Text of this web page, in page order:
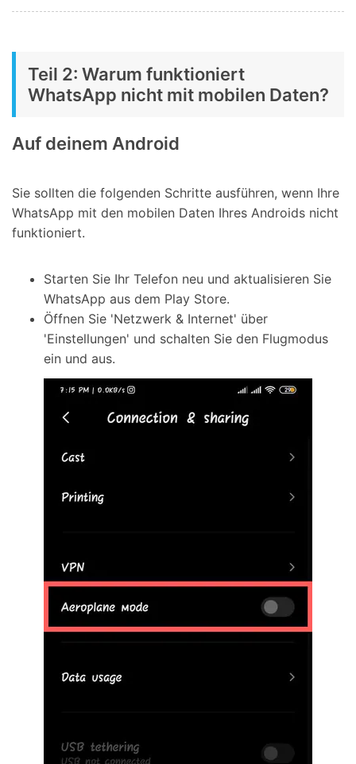
Teil 2: Warum funktioniert
WhatsApp nicht mit mobilen Daten?
Auf deinem Android
Sie sollten die folgenden Schritte ausführen, wenn Ihre
WhatsApp mit den mobilen Daten Ihres Androids nicht
funktioniert.
Starten Sie Ihr Telefon neu und aktualisieren Sie
WhatsApp aus dem Play Store.
Öffnen Sie 'Netzwerk & Internet' über
'Einstellungen' und schalten Sie den Flugmodus
ein und aus.